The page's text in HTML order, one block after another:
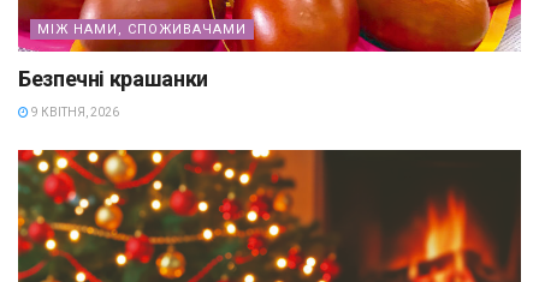
МІЖ НАМИ, СПОЖИВАЧАМИ
Безпечні крашанки
9 КВІТНЯ, 2026